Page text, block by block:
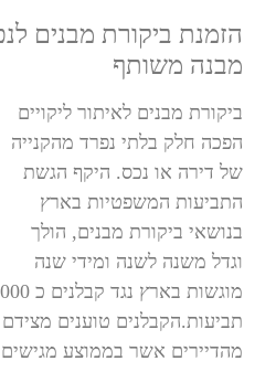
הזמנת ביקורת מבנים
מבנה משותף
ביקורת מבנים לאיתור ליקויים
הפכה חלק בלתי נפרד מהקנייה
של דירה או נכס. היקף הגשת
התביעות המשפטיות בארץ
בנושאי ביקורת מבנים, הולך
וגדל משנה לשנה ומידי שנה
מוגשות
מהדיירים אשר בממוצע